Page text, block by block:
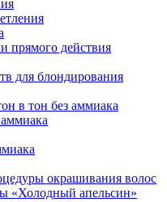
прямого действия
для блондирования
в тон без аммиака
окрашивания волос
«Холодный апельсин»